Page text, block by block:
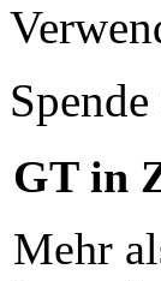
GT in
Mehr